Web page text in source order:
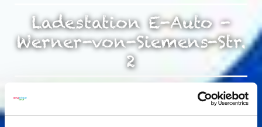
Ladestation E-Auto -
Werner-von-Siemens-Str.
2